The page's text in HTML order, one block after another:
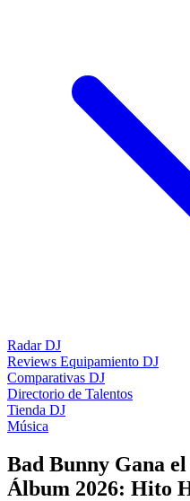
Radar DJ
Reviews Equipamiento DJ
Comparativas DJ
Directorio de Talentos
Tienda DJ
Música
Bad Bunny Gana
Álbum 2026: Hito